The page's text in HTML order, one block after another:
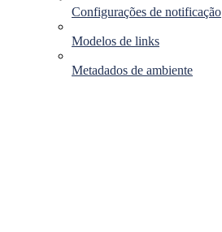
Configurações de notificação
Modelos de links
Metadados de ambiente